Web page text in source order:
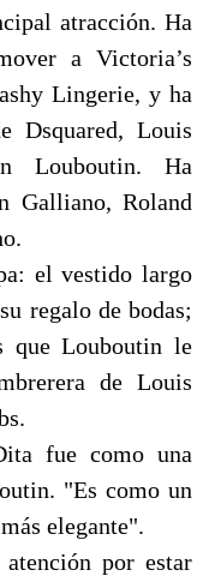
atracción. Ha
a Victoria’s
Lingerie, y ha
Dsquared, Louis
Louboutin. Ha
Galliano, Roland
el vestido largo
regalo de bodas;
que Louboutin le
de Louis
fue como una
"Es como un
elegante".
por estar